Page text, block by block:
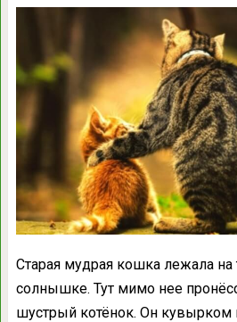
Старая мудрая кошка лежала на
солнышке. Тут мимо нее
шустрый котёнок. Он кувырком